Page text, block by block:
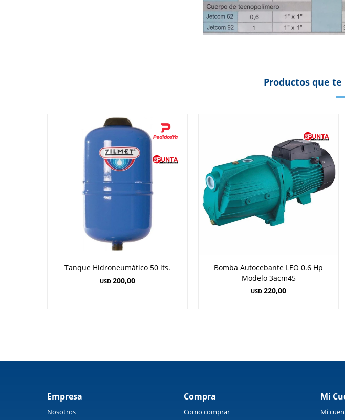
Productos que
Tanque Hidroneumático 50 lts.
USD 200,00
Bomba Autocebante LEO 0.6 Hp
Modelo 3acm45
USD 220,00
Empresa
Nosotros
Compra
Como comprar
Mi
Mi